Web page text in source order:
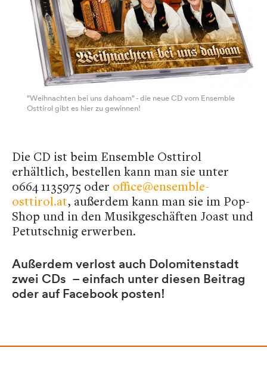
"Weihnachten bei uns dahoam" - die neue CD vom Ensemble
Osttirol gibt es hier zu gewinnen!
Die CD ist beim Ensemble Osttirol
erhältlich, bestellen kann man sie unter
0664 1135975 oder office@ensemble-
osttirol.at, außerdem kann man sie im Pop-
Shop und in den Musikgeschäften Joast und
Petutschnig erwerben.
Außerdem verlost auch Dolomitenstadt
zwei CDs – einfach unter diesen Beitrag
oder auf Facebook posten!